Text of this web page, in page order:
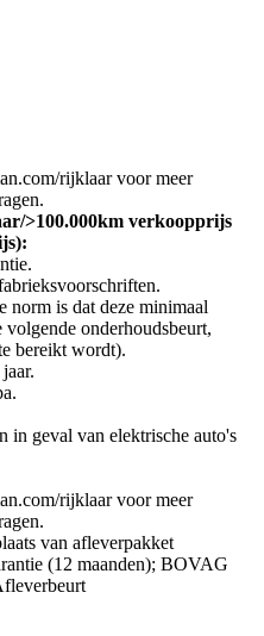
rijklaar voor meer
>100.000km verkoopprijs
norm is dat deze minimaal
onderhoudsbeurt,
bereikt wordt).
in geval van elektrische auto's
rijklaar voor meer
van afleverpakket
(12 maanden); BOVAG